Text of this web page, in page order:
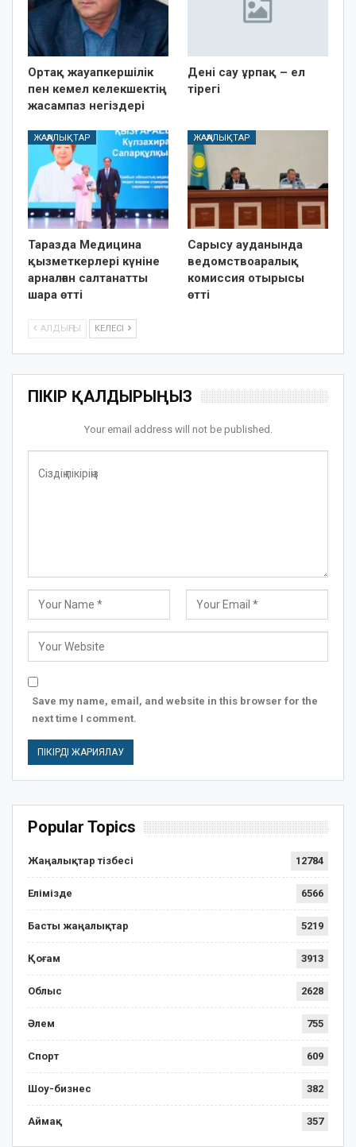
Ортақ жауапкершілік
пен кемел келекшектің
жасампаз негіздері
Дені сау ұрпақ – ел
тірегі
ЖАҢАЛЫҚТАР
Таразда Медицина
қызметкерлері күніне
арналған салтанатты
шара өтті
ЖАҢАЛЫҚТАР
Сарысу ауданында
ведомствоаралық
комиссия отырысы
өтті
АЛДЫҢҒЫ КЕЛЕСІ
ПІКІР ҚАЛДЫРЫҢЫЗ
Your email address will not be published.
Save my name, email, and website in this browser for the
next time I comment.
Popular Topics
Жаңалықтар тізбесі 12784
Елімізде 6566
Басты жаңалықтар 5219
Қоғам 3913
Облыс 2628
Әлем 755
Спорт 609
Шоу-бизнес 382
Аймақ 357